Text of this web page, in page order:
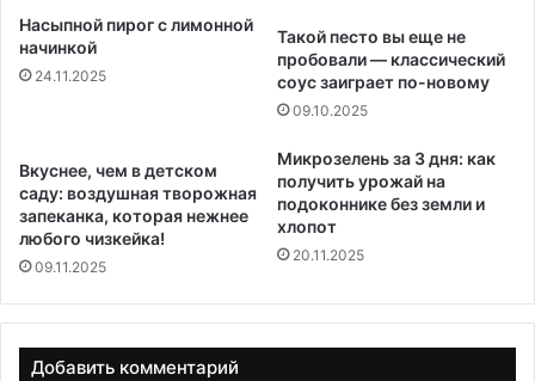
Насыпной пирог с лимонной
начинкой
24.11.2025
Такой песто вы еще не
пробовали — классический
соус заиграет по-новому
09.10.2025
Вкуснее, чем в детском
саду: воздушная творожная
запеканка, которая нежнее
любого чизкейка!
09.11.2025
Микрозелень за 3 дня: как
получить урожай на
подоконнике без земли и
хлопот
20.11.2025
Добавить комментарий